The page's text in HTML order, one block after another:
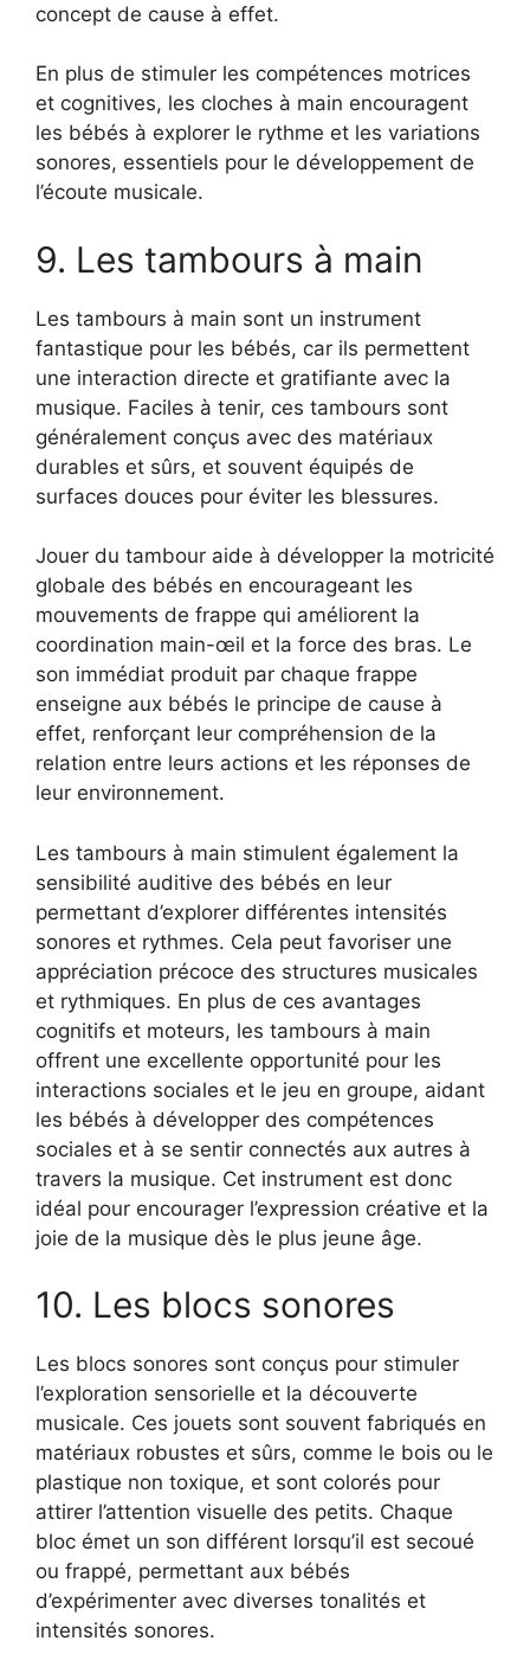
concept de cause à effet.
En plus de stimuler les compétences motrices
et cognitives, les cloches à main encouragent
les bébés à explorer le rythme et les variations
sonores, essentiels pour le développement de
l’écoute musicale.
9. Les tambours à main
Les tambours à main sont un instrument
fantastique pour les bébés, car ils permettent
une interaction directe et gratifiante avec la
musique. Faciles à tenir, ces tambours sont
généralement conçus avec des matériaux
durables et sûrs, et souvent équipés de
surfaces douces pour éviter les blessures.
Jouer du tambour aide à développer la motricité
globale des bébés en encourageant les
mouvements de frappe qui améliorent la
coordination main-œil et la force des bras. Le
son immédiat produit par chaque frappe
enseigne aux bébés le principe de cause à
effet, renforçant leur compréhension de la
relation entre leurs actions et les réponses de
leur environnement.
Les tambours à main stimulent également la
sensibilité auditive des bébés en leur
permettant d’explorer différentes intensités
sonores et rythmes. Cela peut favoriser une
appréciation précoce des structures musicales
et rythmiques. En plus de ces avantages
cognitifs et moteurs, les tambours à main
offrent une excellente opportunité pour les
interactions sociales et le jeu en groupe, aidant
les bébés à développer des compétences
sociales et à se sentir connectés aux autres à
travers la musique. Cet instrument est donc
idéal pour encourager l’expression créative et la
joie de la musique dès le plus jeune âge.
10. Les blocs sonores
Les blocs sonores sont conçus pour stimuler
l’exploration sensorielle et la découverte
musicale. Ces jouets sont souvent fabriqués en
matériaux robustes et sûrs, comme le bois ou le
plastique non toxique, et sont colorés pour
attirer l’attention visuelle des petits. Chaque
bloc émet un son différent lorsqu’il est secoué
ou frappé, permettant aux bébés
d’expérimenter avec diverses tonalités et
intensités sonores.